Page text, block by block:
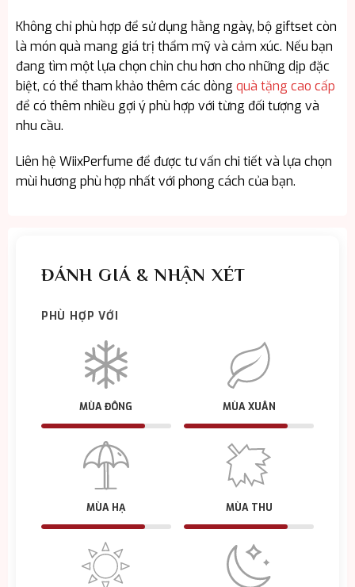
Không chỉ phù hợp để sử dụng hằng ngày, bộ giftset còn
là món quà mang giá trị thẩm mỹ và cảm xúc. Nếu bạn
đang tìm một lựa chọn chỉn chu hơn cho những dịp đặc
biệt, có thể tham khảo thêm các dòng quà tặng cao cấp
để có thêm nhiều gợi ý phù hợp với từng đối tượng và
nhu cầu.
Liên hệ WiixPerfume để được tư vấn chi tiết và lựa chọn
mùi hương phù hợp nhất với phong cách của bạn.
ĐÁNH GIÁ & NHẬN XÉT
PHÙ HỢP VỚI
MÙA ĐÔNG MÙA XUÂN
MÙA HẠ MÙA THU